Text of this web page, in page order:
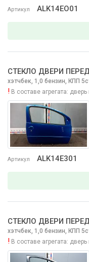
Артикул ALK14EO01
Артикул ALK14E301
СТЕКЛО ДВЕРИ
хэтчбек, 1,0 бензин, КПП
! В составе агрегата:
СТЕКЛО ДВЕРИ
хэтчбек, 1,0 бензин, КПП
! В составе агрегата: